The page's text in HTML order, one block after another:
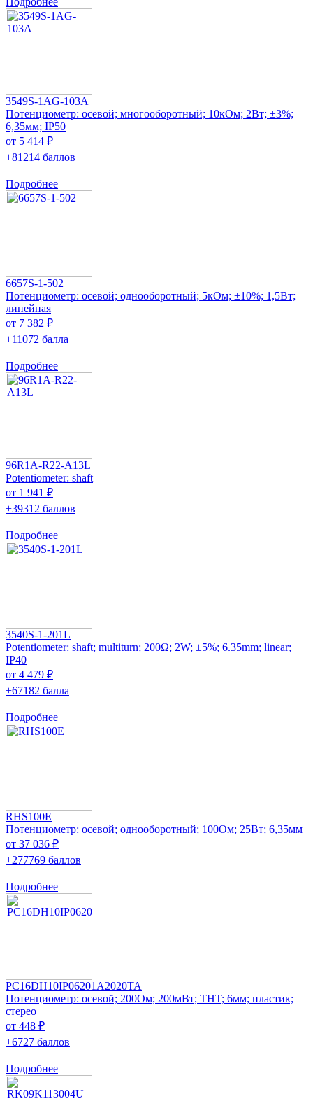
3549S-1AG-103A
Потенциометр: осевой; многооборотный; 10кОм; 2Вт; ±3%;
6,35мм; IP50
от 5 414 ₽
+81214 баллов
Подробнее
6657S-1-502
Потенциометр: осевой; однооборотный; 5кОм; ±10%; 1,5Вт;
линейная
от 7 382 ₽
+11072 балла
Подробнее
96R1A-R22-A13L
Potentiometer: shaft
от 1 941 ₽
+39312 баллов
Подробнее
3540S-1-201L
Potentiometer: shaft; multiturn; 200Ω; 2W; ±5%; 6.35mm; linear;
IP40
от 4 479 ₽
+67182 балла
Подробнее
RHS100E
Потенциометр: осевой; однооборотный; 100Ом; 25Вт; 6,35мм
от 37 036 ₽
+277769 баллов
Подробнее
PC16DH10IP06201A2020TA
Потенциометр: осевой; 200Ом; 200мВт; THT; 6мм; пластик;
стерео
от 448 ₽
+6727 баллов
Подробнее